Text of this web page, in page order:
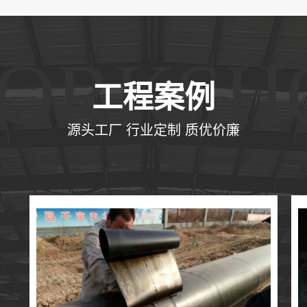
工程案例
源头工厂 行业定制 质优价廉